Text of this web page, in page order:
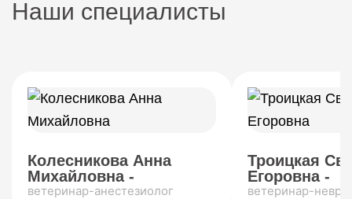
Наши специалисты
Колесникова Анна
Михайловна -
ветеринар-анестезиолог
Троицкая
Егоровна -
ветеринар-